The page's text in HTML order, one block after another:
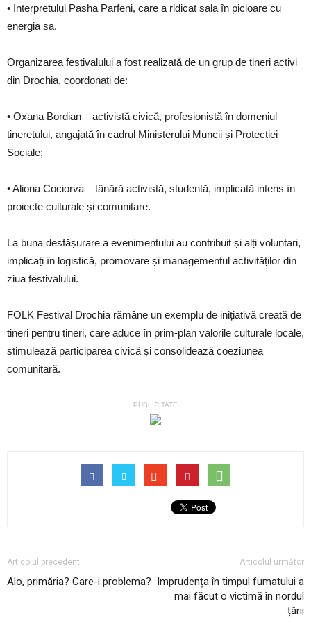
• Interpretului Pasha Parfeni, care a ridicat sala în picioare cu
energia sa.
Organizarea festivalului a fost realizată de un grup de tineri activi
din Drochia, coordonați de:
• Oxana Bordian – activistă civică, profesionistă în domeniul
tineretului, angajată în cadrul Ministerului Muncii și Protecției
Sociale;
• Aliona Cociorva – tânără activistă, studentă, implicată intens în
proiecte culturale și comunitare.
La buna desfășurare a evenimentului au contribuit și alți voluntari,
implicați în logistică, promovare și managementul activităților din
ziua festivalului.
FOLK Festival Drochia rămâne un exemplu de inițiativă creată de
tineri pentru tineri, care aduce în prim-plan valorile culturale locale,
stimulează participarea civică și consolidează coeziunea
comunitară.
PUBLICITATE
Articolul precedent
Alo, primăria? Care-i problema?
Articolul următor
Imprudența în timpul fumatului a
mai făcut o victimă în nordul
țării